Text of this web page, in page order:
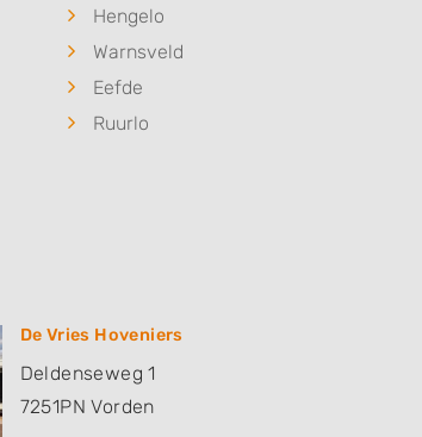
Hengelo
Warnsveld
Eefde
Ruurlo
De Vries Hoveniers
Deldenseweg 1
7251PN Vorden